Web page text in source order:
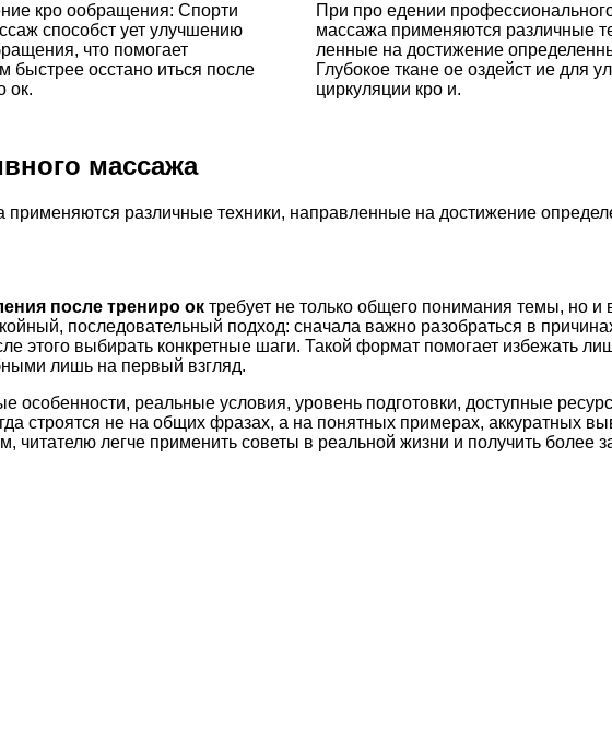
кро ообращения: Спорти
способст ует улучшению
что помогает
быстрее осстано иться после
ок.
При про едении
массажа применяются различные
ленные на достижение
Глубокое ткане ое оздейст ие для
циркуляции кро и.
массажа
различные техники, направленные на достижение
после трениро ок требует не только общего понимания темы, но и
последовательный подход: сначала важно разобраться в
этого выбирать конкретные шаги. Такой формат помогает избежать
лишь на первый взгляд.
особенности, реальные условия, уровень подготовки, доступные
строятся не на общих фразах, а на понятных примерах, аккуратных
читателю легче применить советы в реальной жизни и получить более